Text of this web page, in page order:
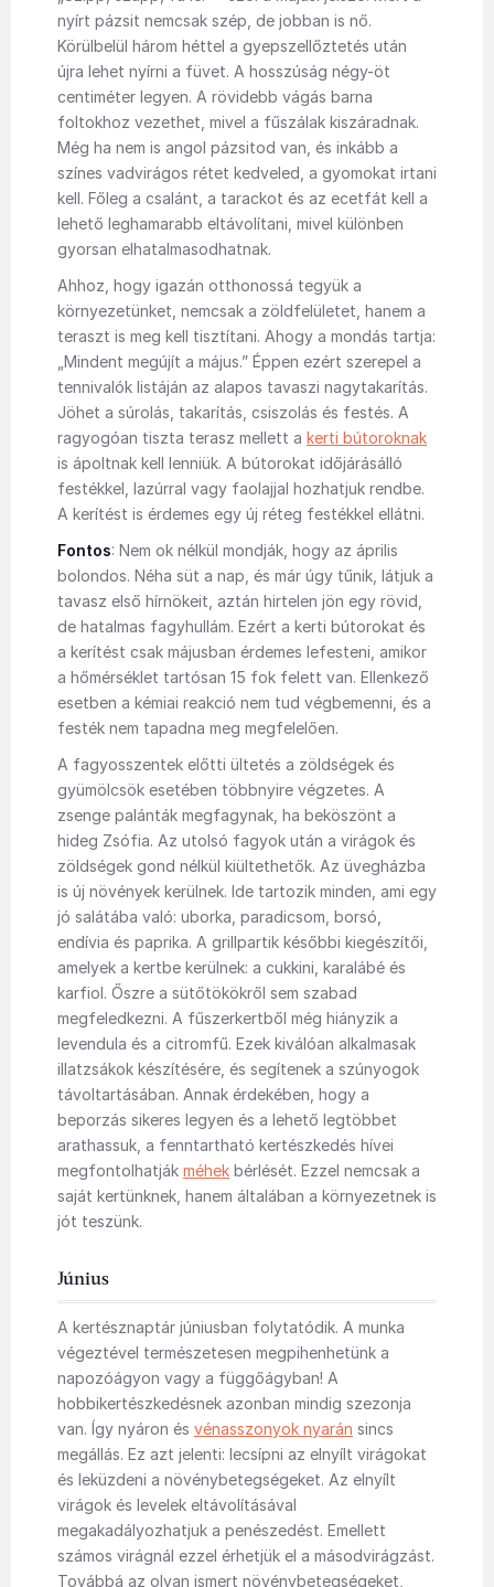
nyírt pázsit nemcsak szép, de jobban is nő.
Körülbelül három héttel a gyepszellőztetés után
újra lehet nyírni a füvet. A hosszúság négy-öt
centiméter legyen. A rövidebb vágás barna
foltokhoz vezethet, mivel a fűszálak kiszáradnak.
Még ha nem is angol pázsitod van, és inkább a
színes vadvirágos rétet kedveled, a gyomokat irtani
kell. Főleg a csalánt, a tarackot és az ecetfát kell a
lehető leghamarabb eltávolítani, mivel különben
gyorsan elhatalmasodhatnak.
Ahhoz, hogy igazán otthonossá tegyük a
környezetünket, nemcsak a zöldfelületet, hanem a
teraszt is meg kell tisztítani. Ahogy a mondás tartja:
„Mindent megújít a május.” Éppen ezért szerepel a
tennivalók listáján az alapos tavaszi nagytakarítás.
Jöhet a súrolás, takarítás, csiszolás és festés. A
ragyogóan tiszta terasz mellett a kerti bútoroknak
is ápoltnak kell lenniük. A bútorokat időjárásálló
festékkel, lazúrral vagy faolajjal hozhatjuk rendbe.
A kerítést is érdemes egy új réteg festékkel ellátni.
Fontos: Nem ok nélkül mondják, hogy az április
bolondos. Néha süt a nap, és már úgy tűnik, látjuk a
tavasz első hírnökeit, aztán hirtelen jön egy rövid,
de hatalmas fagyhullám. Ezért a kerti bútorokat és
a kerítést csak májusban érdemes lefesteni, amikor
a hőmérséklet tartósan 15 fok felett van. Ellenkező
esetben a kémiai reakció nem tud végbemenni, és a
festék nem tapadna meg megfelelően.
A fagyosszentek előtti ültetés a zöldségek és
gyümölcsök esetében többnyire végzetes. A
zsenge palánták megfagynak, ha beköszönt a
hideg Zsófia. Az utolsó fagyok után a virágok és
zöldségek gond nélkül kiültethetők. Az üvegházba
is új növények kerülnek. Ide tartozik minden, ami egy
jó salátába való: uborka, paradicsom, borsó,
endívia és paprika. A grillpartik későbbi kiegészítői,
amelyek a kertbe kerülnek: a cukkini, karalábé és
karfiol. Őszre a sütőtökökről sem szabad
megfeledkezni. A fűszerkertből még hiányzik a
levendula és a citromfű. Ezek kiválóan alkalmasak
illatzsákok készítésére, és segítenek a szúnyogok
távoltartásában. Annak érdekében, hogy a
beporzás sikeres legyen és a lehető legtöbbet
arathassuk, a fenntartható kertészkedés hívei
megfontolhatják méhek bérlését. Ezzel nemcsak a
saját kertünknek, hanem általában a környezetnek is
jót teszünk.
Június
A kertésznaptár júniusban folytatódik. A munka
végeztével természetesen megpihenhetünk a
napozóágyon vagy a függőágyban! A
hobbikertészkedésnek azonban mindig szezonja
van. Így nyáron és vénasszonyok nyarán sincs
megállás. Ez azt jelenti: lecsípni az elnyílt virágokat
és leküzdeni a növénybetegségeket. Az elnyílt
virágok és levelek eltávolításával
megakadályozhatjuk a penészedést. Emellett
számos virágnál ezzel érhetjük el a másodvirágzást.
Továbbá az olyan ismert növénybetegségeket,